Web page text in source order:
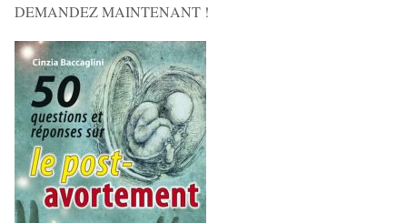
DEMANDEZ MAINTENANT !